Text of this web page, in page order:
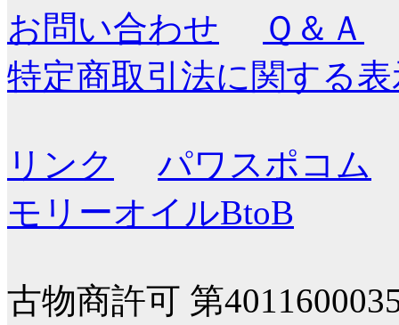
お問い合わせ
Ｑ＆Ａ
特定商取引法に関する
リンク
パワスポコム
モリーオイルBtoB
古物商許可 第